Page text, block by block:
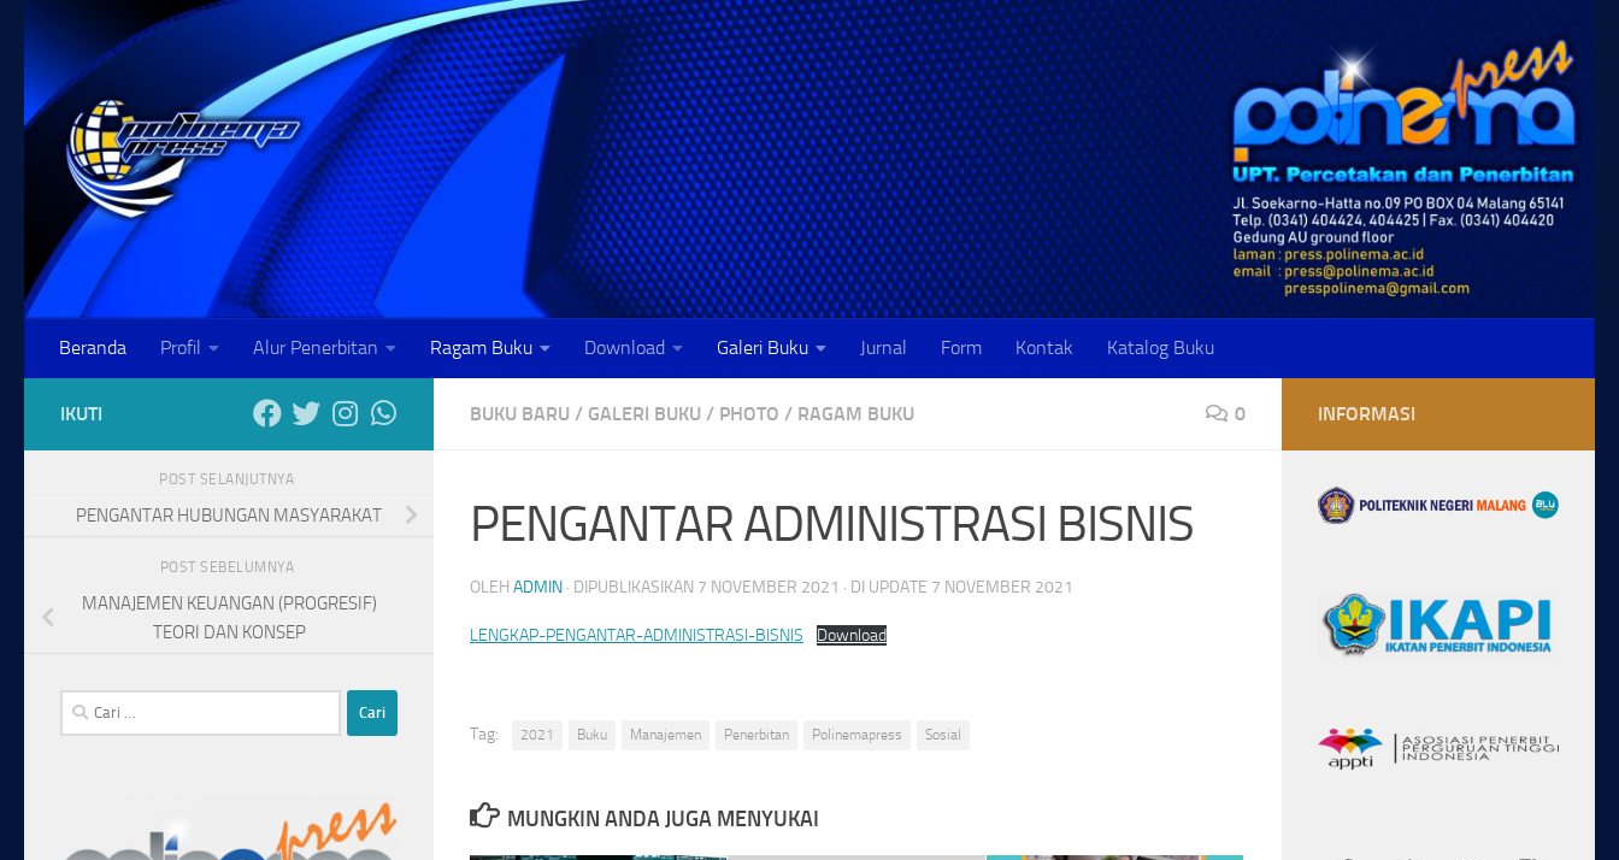
Skip to content
Beranda Profil Alur Penerbitan Ragam Buku Download Galeri Buku Jurnal Form Kontak Katalog Buku
BUKU BARU / GALERI BUKU / PHOTO / RAGAM BUKU 0
PENGANTAR ADMINISTRASI BISNIS
OLEH ADMIN · DIPUBLIKASIKAN 7 NOVEMBER 2021 · DI UPDATE 7 NOVEMBER 2021
LENGKAP-PENGANTAR-ADMINISTRASI-BISNIS Download
Tag: 2021 Buku Manajemen Penerbitan Polinemapress Sosial
MUNGKIN ANDA JUGA MENYUKAI
IKUTI
POST SELANJUTNYA
PENGANTAR HUBUNGAN MASYARAKAT
POST SEBELUMNYA
MANAJEMEN KEUANGAN (PROGRESIF)
TEORI DAN KONSEP
Cari
untuk:
INFORMASI